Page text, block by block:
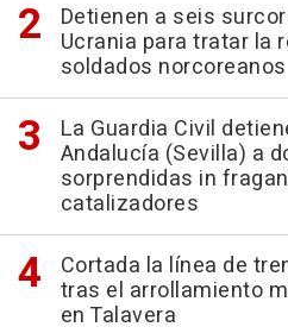
Detienen a seis
Ucrania para tratar la
soldados norcoreanos
La Guardia Civil
Andalucía (Sevilla) a
sorprendidas in
catalizadores
Cortada la línea de
tras el arrollamiento
en Talavera